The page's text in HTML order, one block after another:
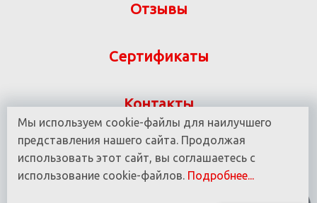
Отзывы
Сертификаты
Контакты
Указанная на сайте информация не является
публичной офертой ООО «ВИТ-М» УНП 190780937
© 2016 - 2025 Все права защищены.
Мы используем cookie-файлы для наилучшего
представления нашего сайта. Продолжая
использовать этот сайт, вы соглашаетесь с
использование cookie-файлов. Подробнее...